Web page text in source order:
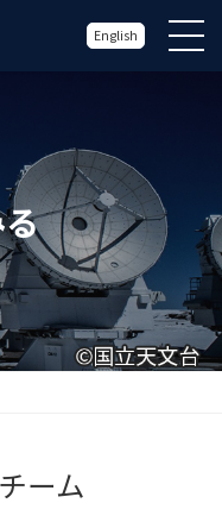
English
ーム